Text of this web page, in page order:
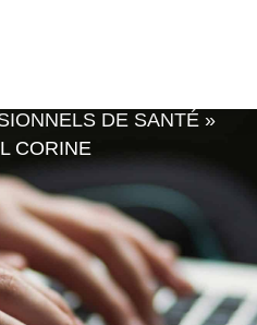
DE SANTÉ »
CORINE